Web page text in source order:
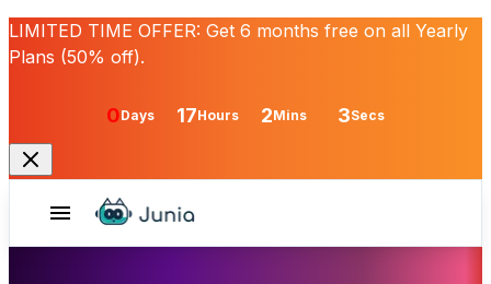
LIMITED TIME OFFER: Get 6 months free on all Yearly
Plans (50% off).
0Days 17Hours 2Mins 3Secs